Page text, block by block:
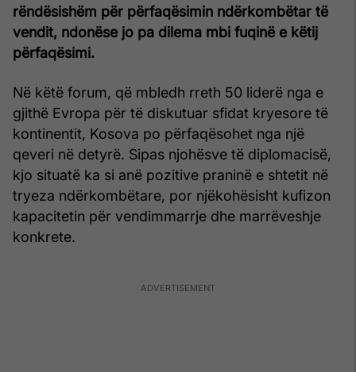
rëndësishëm për përfaqësimin ndërkombëtar të
vendit, ndonëse jo pa dilema mbi fuqinë e këtij
përfaqësimi.
Në këtë forum, që mbledh rreth 50 liderë nga e
gjithë Evropa për të diskutuar sfidat kryesore të
kontinentit, Kosova po përfaqësohet nga një
qeveri në detyrë. Sipas njohësve të diplomacisë,
kjo situatë ka si anë pozitive praninë e shtetit në
tryeza ndërkombëtare, por njëkohësisht kufizon
kapacitetin për vendimmarrje dhe marrëveshje
konkrete.